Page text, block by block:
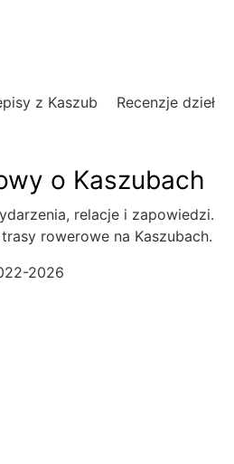
z Kaszub Recenzje dzieł
o Kaszubach
relacje i zapowiedzi.
rowerowe na Kaszubach.
2026